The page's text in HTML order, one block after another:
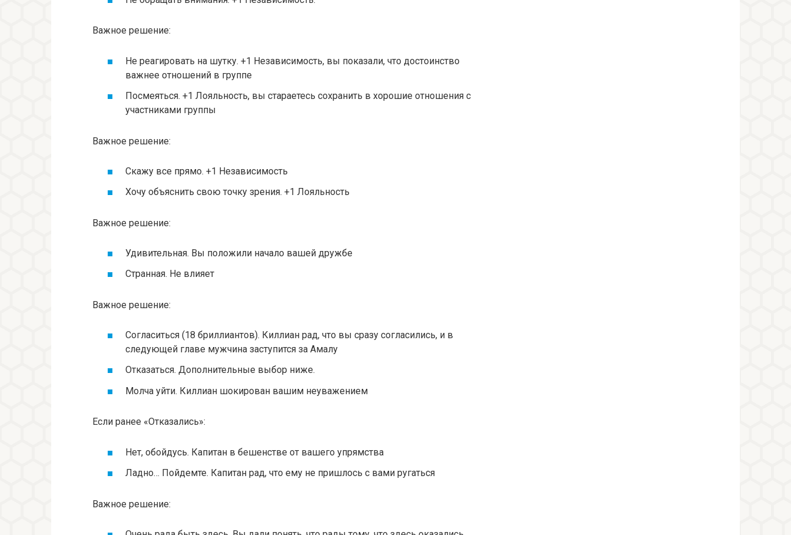
Важное решение:
Не реагировать на шутку. +1 Независимость, вы показали, что достоинство
важнее отношений в группе
Посмеяться. +1 Лояльность, вы стараетесь сохранить в хорошие отношения с
участниками группы
Важное решение:
Скажу все прямо. +1 Независимость
Хочу объяснить свою точку зрения. +1 Лояльность
Важное решение:
Удивительная. Вы положили начало вашей дружбе
Странная. Не влияет
Важное решение:
Согласиться (18 бриллиантов). Киллиан рад, что вы сразу согласились, и в
следующей главе мужчина заступится за Амалу
Отказаться. Дополнительные выбор ниже.
Молча уйти. Киллиан шокирован вашим неуважением
Если ранее «Отказались»:
Нет, обойдусь. Капитан в бешенстве от вашего упрямства
Ладно… Пойдемте. Капитан рад, что ему не пришлось с вами ругаться
Важное решение: